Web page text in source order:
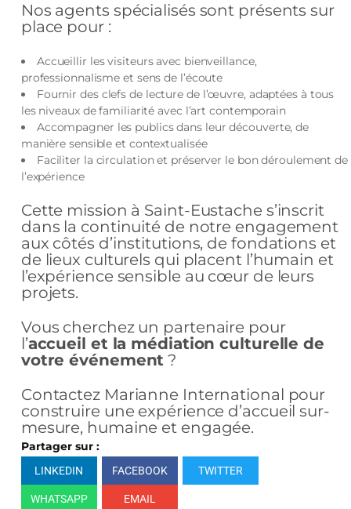
Nos agents spécialisés sont présents sur
place pour :
Accueillir les visiteurs avec bienveillance,
professionnalisme et sens de l’écoute
Fournir des clefs de lecture de l’œuvre, adaptées à tous
les niveaux de familiarité avec l’art contemporain
Accompagner les publics dans leur découverte, de
manière sensible et contextualisée
Faciliter la circulation et préserver le bon déroulement de
l’expérience
Cette mission à Saint-Eustache s’inscrit
dans la continuité de notre engagement
aux côtés d’institutions, de fondations et
de lieux culturels qui placent l’humain et
l’expérience sensible au cœur de leurs
projets.
Vous cherchez un partenaire pour
l’accueil et la médiation culturelle de
votre événement ?
Contactez Marianne International pour
construire une expérience d’accueil sur-
mesure, humaine et engagée.
Partager sur :
LINKEDIN FACEBOOK TWITTER
WHATSAPP EMAIL